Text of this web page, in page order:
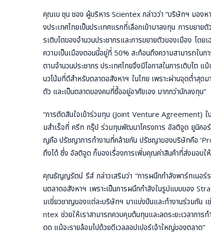
คุณเบ ชุน ชอง ผู้บริหาร Scientex กล่าวว่า “บริษัทฯ มองหา
งประเทศไทยเป็นประเทศแรกที่เลือกเข้ามาลงทุน การขยา
รเติบโตของจำนวนประชากรและการขยายตัวของเมือง โด
ความเป็นเมืองตอนนี้อยู่ที่ 50% สะท้อนถึงความสามารถใน
ตามจำนวนประชากร ประเทศไทยจึงมีโอกาสในการเติบโต
นวโน้มที่ดีสำหรับตลาดอสังหาฯ ในไทย เพราะผ่านจุดต่ำสุด
ตัว และเป็นตลาดของคนที่ซื้ออยู่อาศัยเอง มากกว่านักลงทุน”
“การตัดสินใจเข้าร่วมทุน (Joint Venture Agreement) ใ
มสำเร็จที่ ครีท กรุ๊ป ร่วมทุนพัฒนาโครงการ อัลติจูด ยูนิค
ญคือ ปรัชญาการทำงานที่คล้ายกัน ปรัชญาของบริษัทคือ
ถึงได้ ซึ่ง อัลติจูด ก็มองเรื่องการเพิ่มคุณค่าสินค้าที่ส่งมอบใ
คุณธัญญรัตน์ รีส์ กล่าวเสริมว่า “การผนึกกำลังพาร์ทเนอร์ร
นตลาดอสังหาฯ เพราะเป็นการผนึกกำลังในรูปแบบของ
มเชี่ยวชาญของแต่ละบริษัทฯ มาแบ่งปันและทำงานร่วมกัน
ntex ช่วยให้เราสามารถควบคุมต้นทุนและลดระยะเวลาการ
ดด แม้จะรายล้อมไปด้วยดีเวลลอปเปอร์เจ้าใหญ่ของตลาด”